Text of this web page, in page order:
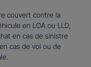
couvert contre la
en LOA ou LLD,
en cas de sinistre
cas de vol ou de